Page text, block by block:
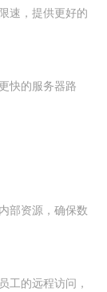
速，提供更好的
快的服务器路
部资源，确保数
工的远程访问，